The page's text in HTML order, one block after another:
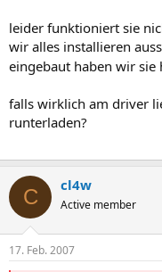
leider funktioniert sie
wir alles installieren
eingebaut haben wir
falls wirklich am driver
runterladen?
C cl4w
Active member
17. Feb. 2007